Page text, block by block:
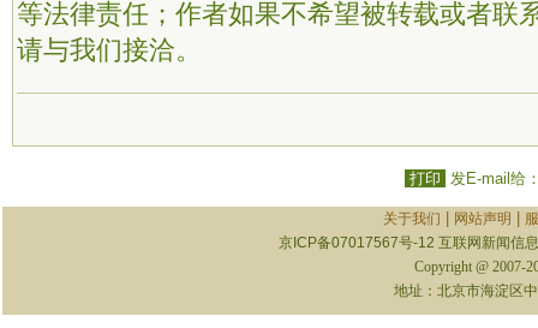
等法律责任；作者如果不希望被转载或者联
请与我们接洽。
打印 发E-mail给
关于我们 网站声明
京ICP备07017567号-12 互联网新闻信
Copyright @ 2007-
地址：北京市海淀区